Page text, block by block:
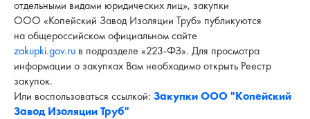
отдельными видами юридических лиц», закупки
ООО «Копейский Завод Изоляции Труб» публикуются
на общероссийском официальном сайте
zakupki.gov.ru в подразделе «223-ФЗ». Для просмотра
информации о закупках Вам необходимо открыть Реестр
закупок.
Или воспользоваться ссылкой: Закупки ООО "Копейский
Завод Изоляции Труб"